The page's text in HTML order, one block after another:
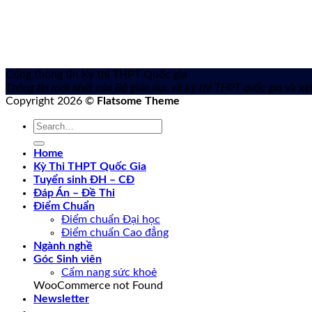
Cổng thông tin Kỳ thi THPT Quốc gia
Thông tin mới nhất của Bộ giáo dục về kỳ thi THPT quốc gia và
Copyright 2026 © Flatsome Theme
Home
Kỳ Thi THPT Quốc Gia
Tuyển sinh ĐH – CĐ
Đáp Án – Đề Thi
Điểm Chuẩn
Điểm chuẩn Đại học
Điểm chuẩn Cao đẳng
Ngành nghề
Góc Sinh viên
Cẩm nang sức khoẻ
WooCommerce not Found
Newsletter